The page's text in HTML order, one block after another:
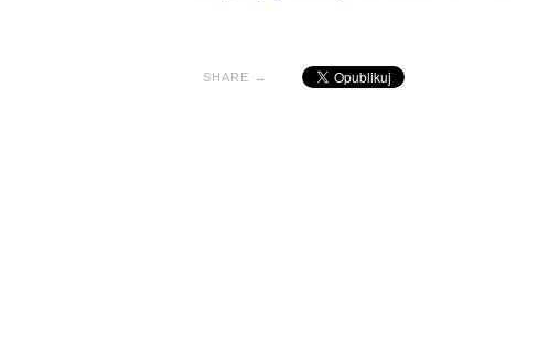
SHARE →